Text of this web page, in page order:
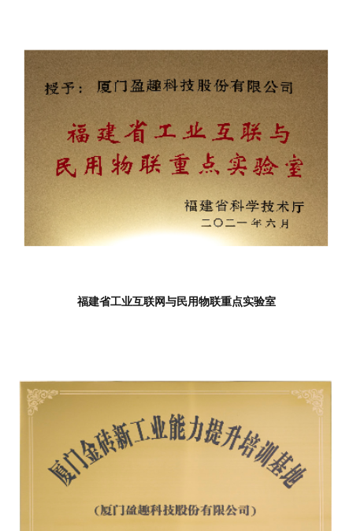
福建省工业互联网与民用物联重点实验室